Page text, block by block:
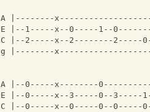
A |--------
E |--1-----x--0-----1--
C |--2-----x--2--------2-----
g |--------
A |--0-----x--------
E |--0-----x--3-----0--3-----
C |--0-----x--0-----0--0-----